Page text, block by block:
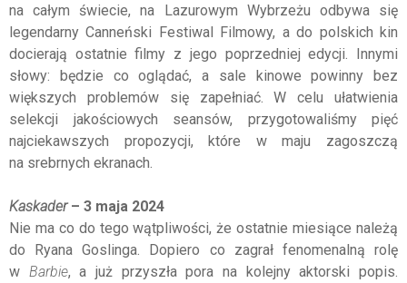
na całym świecie, na Lazurowym Wybrzeżu odbywa się
legendarny Canneński Festiwal Filmowy, a do polskich kin
docierają ostatnie filmy z jego poprzedniej edycji. Innymi
słowy: będzie co oglądać, a sale kinowe powinny bez
większych problemów się zapełniać. W celu ułatwienia
selekcji jakościowych seansów, przygotowaliśmy pięć
najciekawszych propozycji, które w maju zagoszczą
na srebrnych ekranach.
Kaskader ­– 3 maja 2024
Nie ma co do tego wątpliwości, że ostatnie miesiące należą
do Ryana Goslinga. Dopiero co zagrał fenomenalną rolę
w Barbie, a już przyszła pora na kolejny aktorski popis.